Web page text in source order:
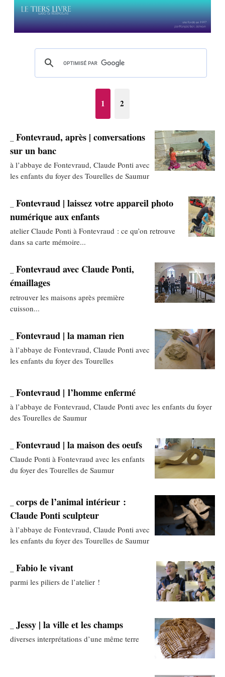
1 2
Fontevraud, après | conversations
sur un banc
à l’abbaye de Fontevraud, Claude Ponti avec
les enfants du foyer des Tourelles de Saumur
Fontevraud | laissez votre appareil photo
numérique aux enfants
atelier Claude Ponti à Fontevraud : ce qu’on retrouve
dans sa carte mémoire...
Fontevraud avec Claude Ponti,
émaillages
retrouver les maisons après première
cuisson...
Fontevraud | la maman rien
à l’abbaye de Fontevraud, Claude Ponti avec
les enfants du foyer des Tourelles
Fontevraud | l’homme enfermé
à l’abbaye de Fontevraud, Claude Ponti avec les enfants du foyer
des Tourelles de Saumur
Fontevraud | la maison des oeufs
Claude Ponti à Fontevraud avec les enfants
du foyer des Tourelles de Saumur
corps de l’animal intérieur :
Claude Ponti sculpteur
à l’abbaye de Fontevraud, Claude Ponti avec
les enfants du foyer des Tourelles de Saumur
Fabio le vivant
parmi les piliers de l’atelier !
Jessy | la ville et les champs
diverses interprétations d’une même terre